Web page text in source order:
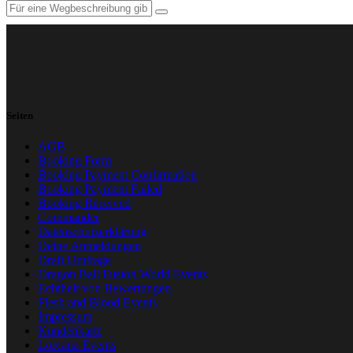
Seiten
AGB
Booking Form
Booking Payment Confirmation
Booking Payment Failed
Booking Received
Commander
Datenschutzerklärung
Deine Anmeldungen
Draft Umfrage
Dragon Ball Fusion World Events
Echtheit von Bewertungen
Flesh and Blood Events
Impressum
Kundenkarte
Lorcana Events